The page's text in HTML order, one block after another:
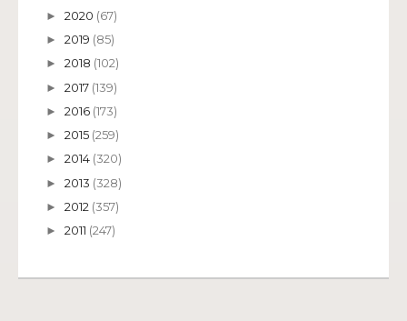
► 2020 (67)
► 2019 (85)
► 2018 (102)
► 2017 (139)
► 2016 (173)
► 2015 (259)
► 2014 (320)
► 2013 (328)
► 2012 (357)
► 2011 (247)